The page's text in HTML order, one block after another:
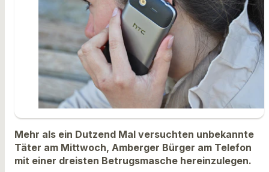
Mehr als ein Dutzend Mal versuchten unbekannte
Täter am Mittwoch, Amberger Bürger am Telefon
mit einer dreisten Betrugsmasche hereinzulegen.